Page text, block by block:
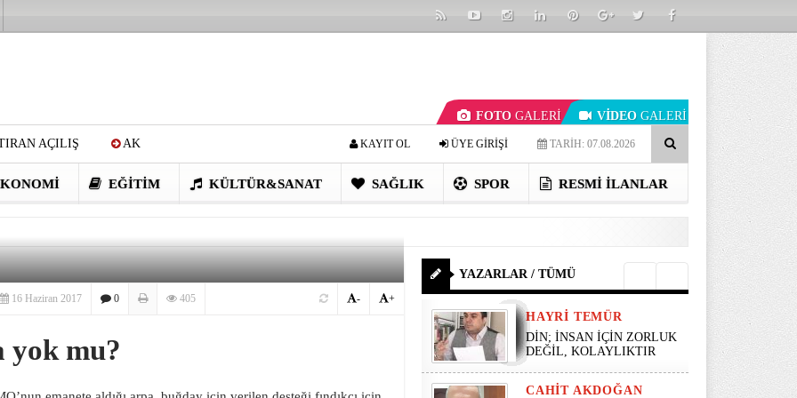
FOTO GALERİ VİDEO GALERİ
AÇILIŞ AK
VİDEOYU GÖRÜNCE
OBASI YAYLA ŞENLİĞİ
TARİH: 07.08.2026
ÜYE GİRİŞİ
KAYIT OL
EĞITIM KÜLTÜR&SANAT SAĞLIK SPOR RESMI İLANLAR
16 Haziran 2017 0 405 +
-
yok mu?
YAZARLAR / TÜMÜ
HAYRI TEMÜR
DİN; İNSAN İÇİN ZORLUK
DEĞİL, KOLAYLIKTIR
CAHIT AKDOĞAN